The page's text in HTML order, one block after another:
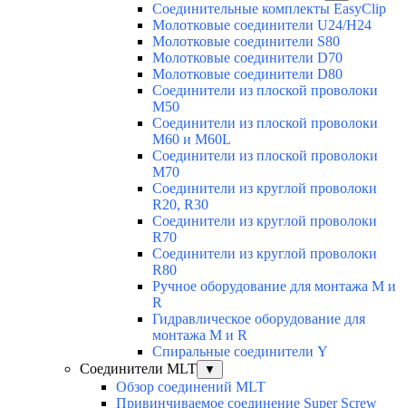
Соединительные комплекты EasyClip
Молотковые соединители U24/H24
Молотковые соединители S80
Молотковые соединители D70
Молотковые соединители D80
Соединители из плоской проволоки
M50
Соединители из плоской проволоки
M60 и M60L
Соединители из плоской проволоки
M70
Соединители из круглой проволоки
R20, R30
Соединители из круглой проволоки
R70
Соединители из круглой проволоки
R80
Ручное оборудование для монтажа M и
R
Гидравлическое оборудование для
монтажа M и R
Спиральные соединители Y
Соединители MLT
▼
Обзор соединений MLT
Привинчиваемое соединение Super Screw